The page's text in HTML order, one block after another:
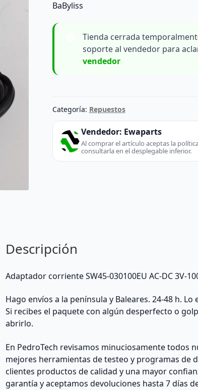
BaByliss
Tienda cerrada
soporte al vendedor para
vendedor
Categoría: Repuestos
Vendedor: Ewaparts
Al comprar el artículo aceptas la
consultarla en el desplegable inferior.
Descripción
Adaptador corriente SW45-030100EU AC-DC 3V-
Hago envíos a la península y Baleares. 24-48 h.
Si recibes el paquete con algún desperfecto o
abrirlo.
En PedroTech revisamos minuciosamente todos
mejores herramientas de testeo y programas de
clientes productos de calidad y una mayor
garantía y aceptamos devoluciones hasta 7 días